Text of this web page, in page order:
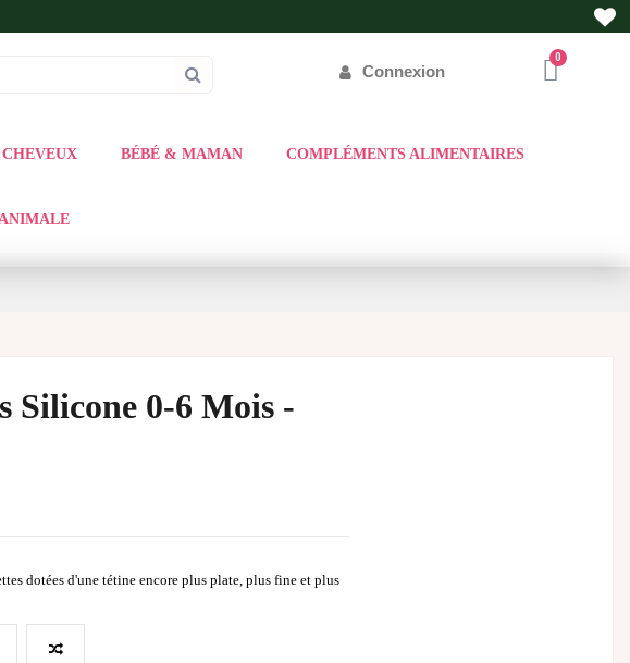
Connexion
BÉBÉ & MAMAN COMPLÉMENTS ALIMENTAIRES
Silicone 0-6 Mois -
dotées d'une tétine encore plus plate, plus fine et plus